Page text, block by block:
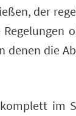
der
denen die
im